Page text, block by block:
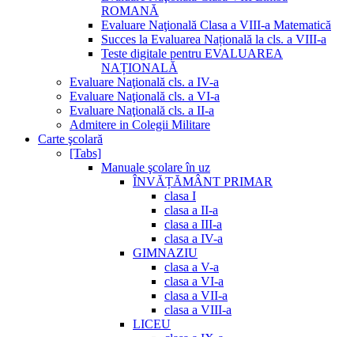
ROMANĂ
Evaluare Naţională Clasa a VIII-a Matematică
Succes la Evaluarea Națională la cls. a VIII-a
Teste digitale pentru EVALUAREA
NAȚIONALĂ
Evaluare Naţională cls. a IV-a
Evaluare Naţională cls. a VI-a
Evaluare Naţională cls. a II-a
Admitere in Colegii Militare
Carte şcolară
[Tabs]
Manuale şcolare în uz
ÎNVĂȚĂMÂNT PRIMAR
clasa I
clasa a II-a
clasa a III-a
clasa a IV-a
GIMNAZIU
clasa a V-a
clasa a VI-a
clasa a VII-a
clasa a VIII-a
LICEU